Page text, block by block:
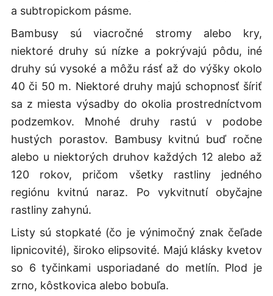
a subtropickom pásme.
Bambusy sú viacročné stromy alebo kry,
niektoré druhy sú nízke a pokrývajú pôdu, iné
druhy sú vysoké a môžu rásť až do výšky okolo
40 či 50 m. Niektoré druhy majú schopnosť šíriť
sa z miesta výsadby do okolia prostredníctvom
podzemkov. Mnohé druhy rastú v podobe
hustých porastov. Bambusy kvitnú buď ročne
alebo u niektorých druhov každých 12 alebo až
120 rokov, pričom všetky rastliny jedného
regiónu kvitnú naraz. Po vykvitnutí obyčajne
rastliny zahynú.
Listy sú stopkaté (čo je výnimočný znak čeľade
lipnicovité), široko elipsovité. Majú klásky kvetov
so 6 tyčinkami usporiadané do metlín. Plod je
zrno, kôstkovica alebo bobuľa.